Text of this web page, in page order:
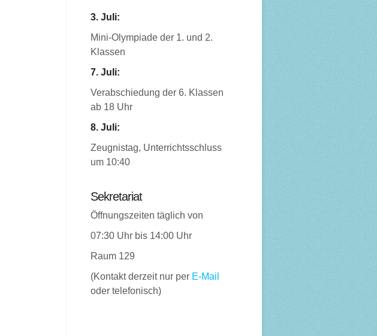
3. Juli:
Mini-Olympiade der 1. und 2.
Klassen
7. Juli:
Verabschiedung der 6. Klassen
ab 18 Uhr
8. Juli:
Zeugnistag, Unterrichtsschluss
um 10:40
Sekretariat
Öffnungszeiten täglich von
07:30 Uhr bis 14:00 Uhr
Raum 129
(Kontakt derzeit nur per E-Mail
oder telefonisch)